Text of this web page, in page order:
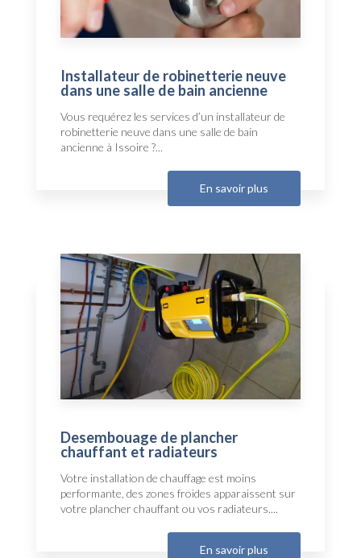
Installateur de robinetterie neuve
dans une salle de bain ancienne
Vous requérez les services d’un installateur de
robinetterie neuve dans une salle de bain
ancienne à Issoire ?...
En savoir plus
Desembouage de plancher
chauffant et radiateurs
Votre installation de chauffage est moins
performante, des zones froides apparaissent sur
votre plancher chauffant ou vos radiateurs....
En savoir plus